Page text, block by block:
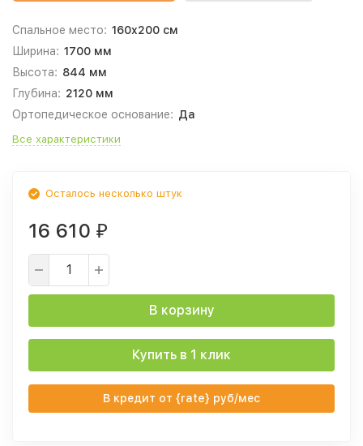
Спальное место: 160x200 см
Ширина: 1700 мм
Высота: 844 мм
Глубина: 2120 мм
Ортопедическое основание: Да
Все характеристики
Осталось несколько штук
16 610 ₽
В корзину
Купить в 1 клик
В кредит от {rate} руб/мес